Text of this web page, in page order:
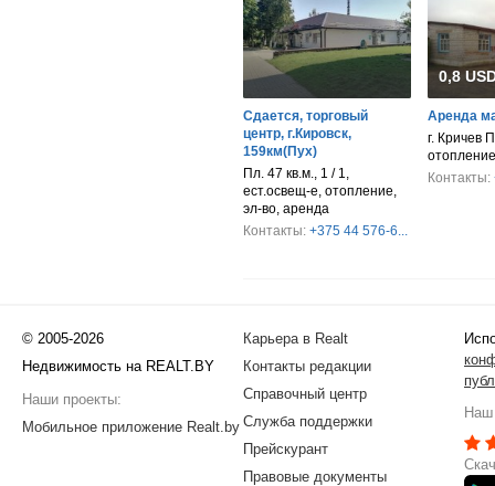
Сдается, торговый
центр, г.Кировск,
159км(Пух)
Пл. 47 кв.м., 1 / 1,
ест.освещ-е, отопление,
эл-во, аренда
Контакты: +375 44 576-6...
0,8
Аренда
г. Кричев
Контакты:
© 2005-2026
Недвижимость на REALT.BY
Наши проекты:
Мобильное приложение Realt.by
Карьера в Realt
Контакты редакции
Справочный центр
Служба поддержки
Прейскурант
Правовые документы
Наш